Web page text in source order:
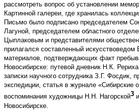
рассмотреть вопрос об установлении
Картинной галереи, где хранилась
Письмо было подписано председателем
Лагуной, председателем областного
Цыплаковым и представителями
прилагался составленный
материалов, подтверждающих факт
Новосибирске: путевой дневник Н.К.
записки научного сотрудника З.Г. Фосдик,
экспедиции, статья в журнале «Сибирские
воспоминания художницы Н.Н. Нагорской3
Новосибирске.